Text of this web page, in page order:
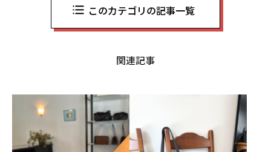
このカテゴリの記事一覧
関連記事